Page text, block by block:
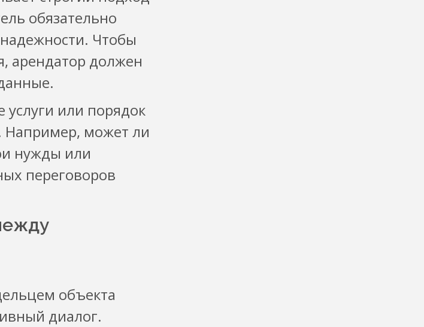
обязательно
Чтобы
арендатор должен
или порядок
Например, может ли
нужды или
переговоров
объекта
диалог.